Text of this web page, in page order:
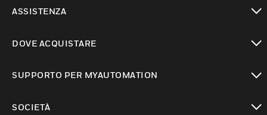
ASSISTENZA
DOVE ACQUISTARE
SUPPORTO PER MYAUTOMATION
SOCIETÀ